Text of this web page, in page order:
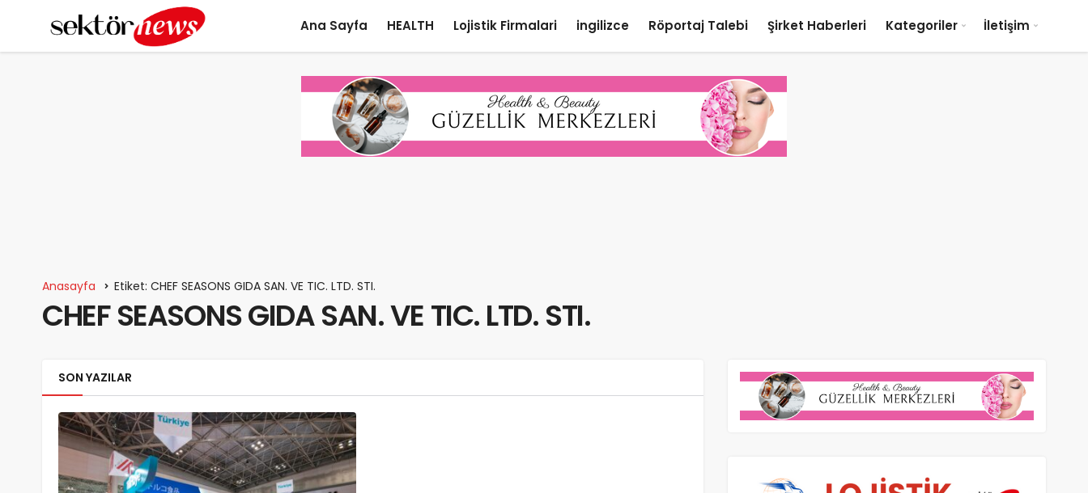
Ana Sayfa HEALTH Lojistik Firmalari ingilizce Röportaj Talebi Şirket Haberleri Kategoriler İletişim
Anasayfa Etiket: CHEF SEASONS GIDA SAN. VE TIC. LTD. STI.
CHEF SEASONS GIDA SAN. VE TIC. LTD. STI.
SON YAZILAR